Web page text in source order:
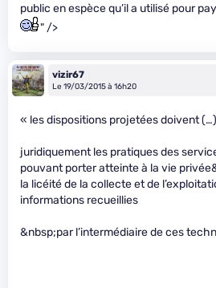
public en espèce qu’il a utilisé pour
" />
vizir67
Le 19/03/2015 à 16h20
« les dispositions projetées doivent
juridiquement les pratiques des
pouvant porter atteinte à la vie
la licéité de la collecte et de
informations recueillies
&nbsp;par l’intermédiaire de ces